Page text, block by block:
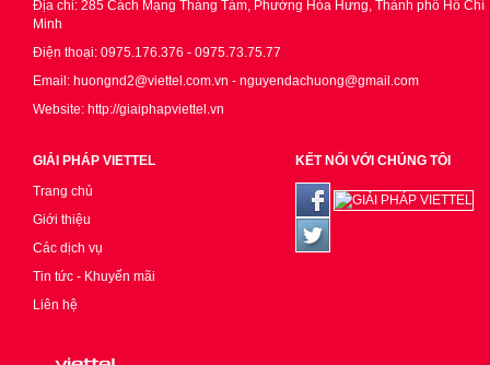
Địa chỉ: 285 Cách Mạng Tháng Tám, Phường Hòa Hưng, Thành phố Hồ Chí
Minh
Điện thoại: 0975.176.376 - 0975.73.75.77
Email: huongnd2@viettel.com.vn - nguyendachuong@gmail.com
Website: http://giaiphapviettel.vn
GIẢI PHÁP VIETTEL
Trang chủ
Giới thiệu
Các dịch vụ
Tin tức - Khuyến mãi
Liên hệ
KẾT NỐI VỚI CHÚNG TÔI